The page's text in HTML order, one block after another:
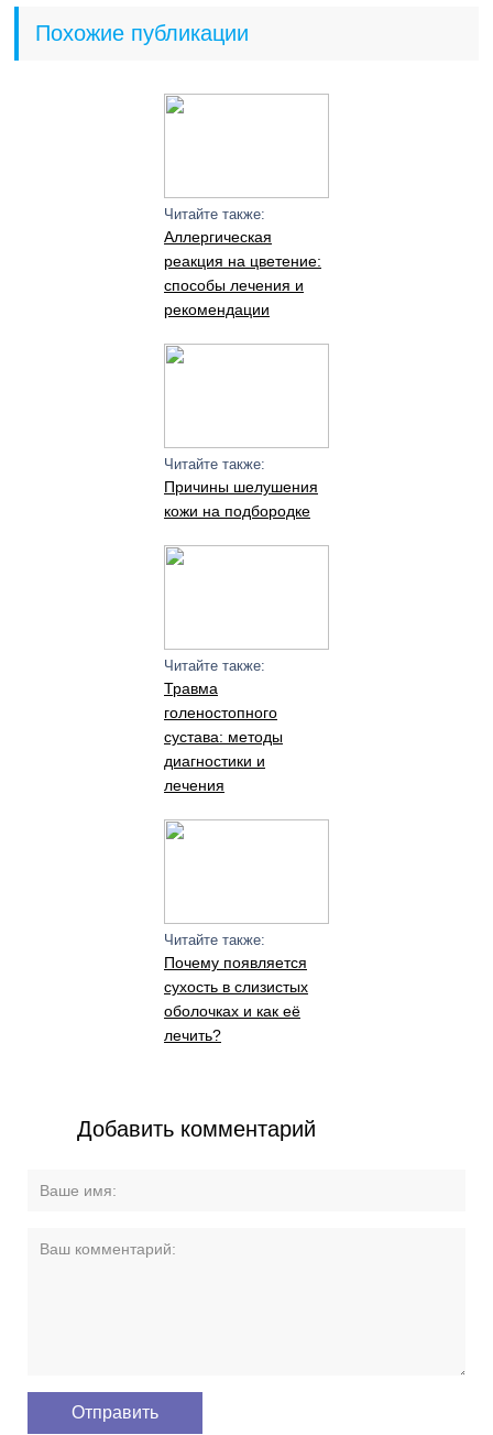
Похожие публикации
Читайте также:
Аллергическая
реакция на цветение:
способы лечения и
рекомендации
Читайте также:
Причины шелушения
кожи на подбородке
Читайте также:
Травма
голеностопного
сустава: методы
диагностики и
лечения
Читайте также:
Почему появляется
сухость в слизистых
оболочках и как её
лечить?
Добавить комментарий